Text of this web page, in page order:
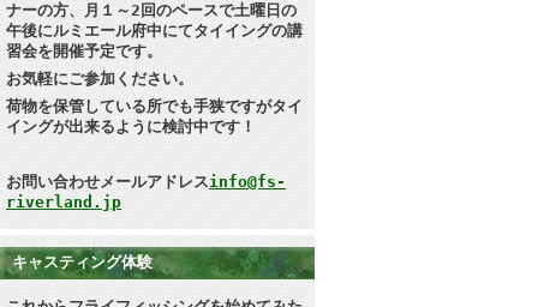
ナーの方、月１～2回のペースで土曜日の
午後にルミエール府中にてタイイングの講
習会を開催予定です。
お気軽にご参加ください。
荷物を保管している所でも手狭ですがタイ
イングが出来るように検討中です！
お問い合わせメールアドレスinfo@fs-
riverland.jp
キャスティング体験